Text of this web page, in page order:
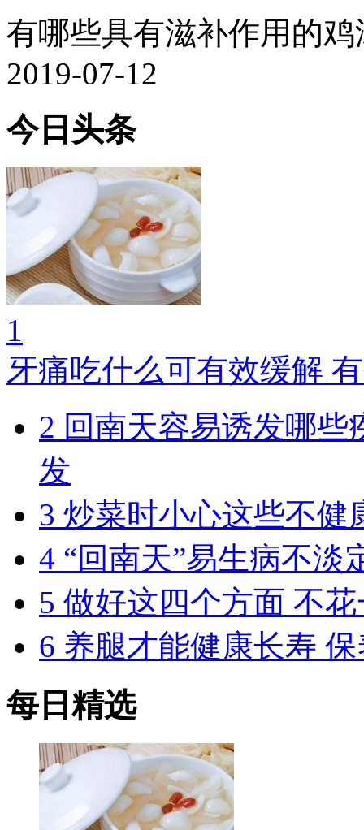
有哪些具有滋补作用的鸡
2019-07-12
今日头条
1
牙痛吃什么可有效缓解
2 回南天容易诱发哪
发
3 炒菜时小心这些不健
4 “回南天”易生病不淡
5 做好这四个方面 不
6 养腿才能健康长寿
每日精选